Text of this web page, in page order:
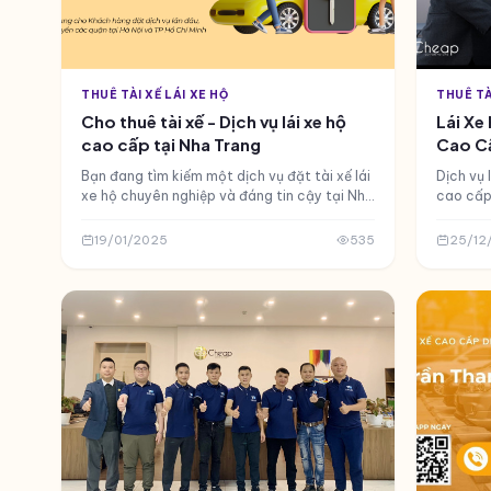
THUÊ TÀI XẾ LÁI XE HỘ
Cho thuê tài xế - Dịch vụ lái xe hộ
cao cấp tại Nha Trang
Bạn đang tìm kiếm một dịch vụ đặt tài xế lái
xe hộ chuyên nghiệp và đáng tin cậy tại Nha
hảo cho mọi hành trình của bạn. Từ việc di
tiếng trong tỉnh, GOCheap! cam kết mang
lại sự an tâm và thoải mái nhất.
19/01/2025 535
THUÊ
Lái Xe
Cao
Dịch vụ
cao
nhanh
25/